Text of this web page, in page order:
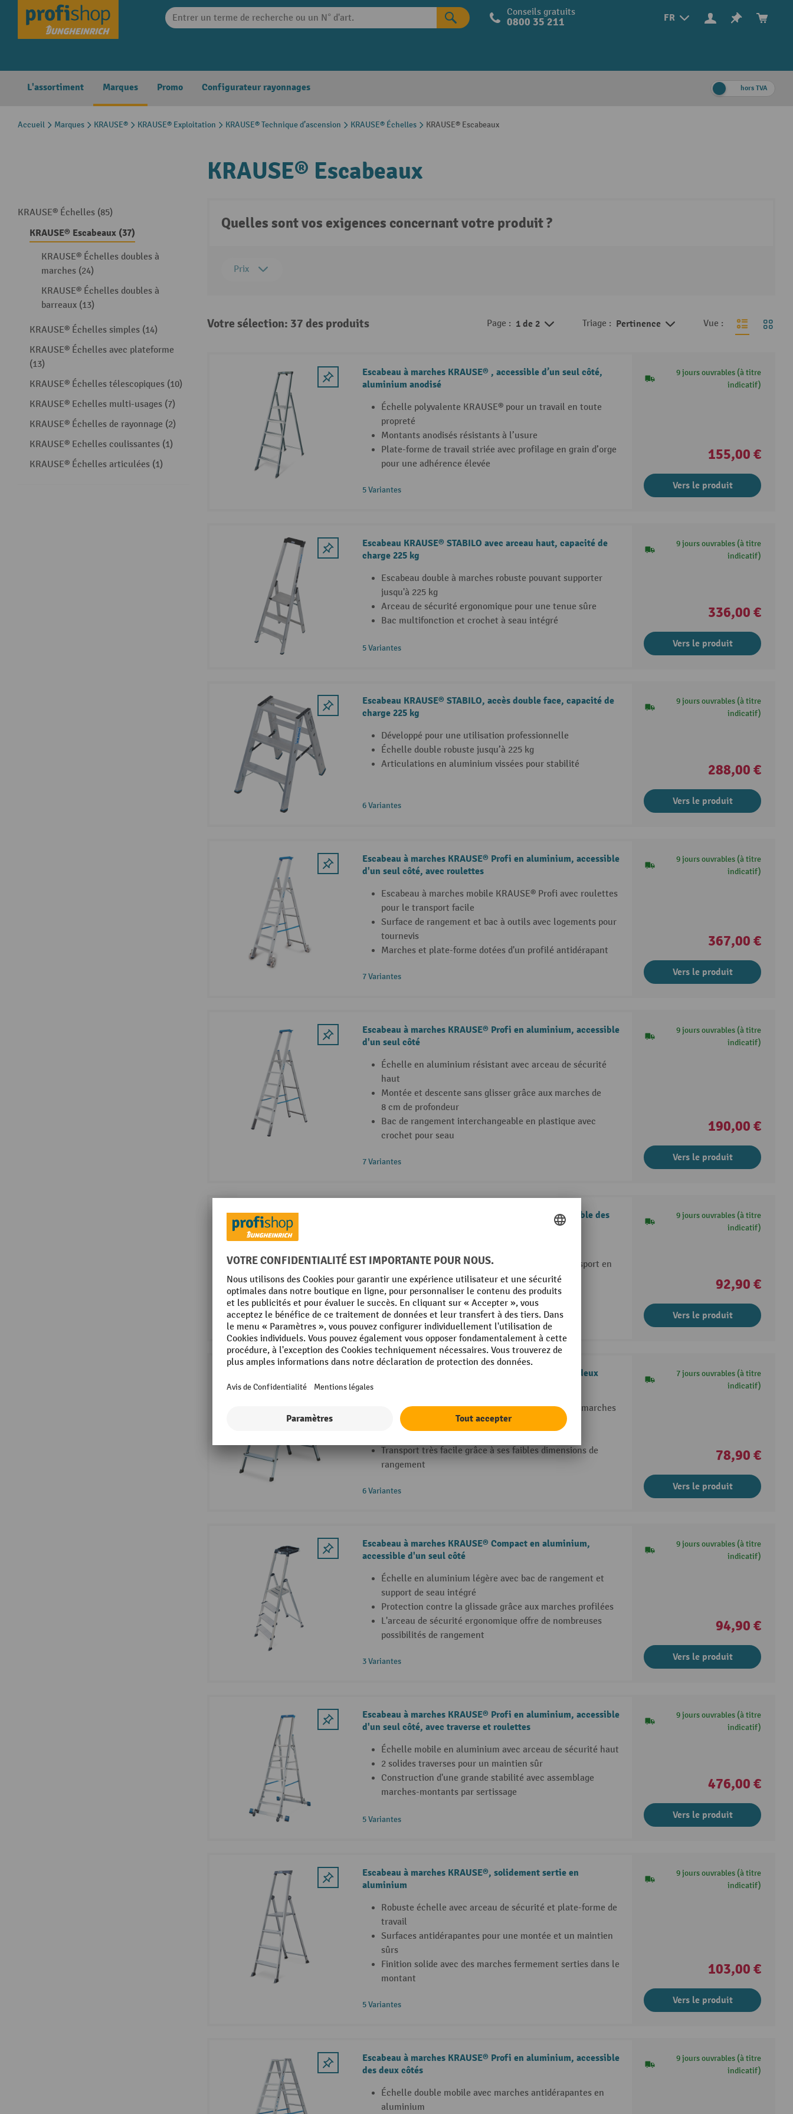
Skip to main navigation FR
Conseils gratuits
0800 35 211
L'assortiment Marques Promo Configurateur rayonnages hors TVA
Accueil Marques KRAUSE® KRAUSE® Exploitation KRAUSE® Technique d’ascension KRAUSE® Échelles KRAUSE® Escabeaux
KRAUSE® Échelles (85)
KRAUSE® Escabeaux (37)
KRAUSE® Échelles doubles à
marches (24)
KRAUSE® Échelles doubles à
barreaux (13)
KRAUSE® Échelles simples (14)
KRAUSE® Échelles avec plateforme
(13)
KRAUSE® Échelles télescopiques (10)
KRAUSE® Echelles multi-usages (7)
KRAUSE® Échelles de rayonnage (2)
KRAUSE® Echelles coulissantes (1)
KRAUSE® Échelles articulées (1)
KRAUSE® Escabeaux
Quelles sont vos exigences concernant votre produit ?
Prix
Votre sélection: 37 des produits Page : 1 de 2 Triage : Pertinence Vue :
Escabeau à marches KRAUSE® , accessible d’un seul côté,
aluminium anodisé
Échelle polyvalente KRAUSE® pour un travail en toute
propreté
Montants anodisés résistants à l’usure
Plate-forme de travail striée avec profilage en grain d’orge
pour une adhérence élevée
5 Variantes
9 jours ouvrables (à titre
indicatif)
155,00 €
Vers le produit
Escabeau KRAUSE® STABILO avec arceau haut, capacité de
charge 225 kg
Escabeau double à marches robuste pouvant supporter
jusqu'à 225 kg
Arceau de sécurité ergonomique pour une tenue sûre
Bac multifonction et crochet à seau intégré
5 Variantes
9 jours ouvrables (à titre
indicatif)
336,00 €
Vers le produit
Escabeau KRAUSE® STABILO, accès double face, capacité de
charge 225 kg
Développé pour une utilisation professionnelle
Échelle double robuste jusqu’à 225 kg
Articulations en aluminium vissées pour stabilité
6 Variantes
9 jours ouvrables (à titre
indicatif)
288,00 €
Vers le produit
Escabeau à marches KRAUSE® Profi en aluminium, accessible
d'un seul côté, avec roulettes
Escabeau à marches mobile KRAUSE® Profi avec roulettes
pour le transport facile
Surface de rangement et bac à outils avec logements pour
tournevis
Marches et plate-forme dotées d'un profilé antidérapant
7 Variantes
9 jours ouvrables (à titre
indicatif)
367,00 €
Vers le produit
Escabeau à marches KRAUSE® Profi en aluminium, accessible
d'un seul côté
Échelle en aluminium résistant avec arceau de sécurité
haut
Montée et descente sans glisser grâce aux marches de
8 cm de profondeur
Bac de rangement interchangeable en plastique avec
crochet pour seau
7 Variantes
9 jours ouvrables (à titre
indicatif)
190,00 €
Vers le produit
Échelle double à barreaux KRAUSE® en bois, accessible des
Des crochets de verrouillage garantissent le transport en
toute sécurité de l'échelle double
Écologique grâce au bois non traité
8 Variantes
9 jours ouvrables (à titre
indicatif)
92,90 €
Vers le produit
Échelle double à marches KRAUSE®, accessible des deux
côtés
L'accès des 2 côtés permet d'utiliser l'escabeau à marches
de manière flexible
Transport très facile grâce à ses faibles dimensions de
rangement
6 Variantes
7 jours ouvrables (à titre
indicatif)
78,90 €
Vers le produit
Escabeau à marches KRAUSE® Compact en aluminium,
accessible d'un seul côté
Échelle en aluminium légère avec bac de rangement et
support de seau intégré
Protection contre la glissade grâce aux marches profilées
L'arceau de sécurité ergonomique offre de nombreuses
possibilités de rangement
3 Variantes
9 jours ouvrables (à titre
indicatif)
94,90 €
Vers le produit
Escabeau à marches KRAUSE® Profi en aluminium, accessible
d'un seul côté, avec traverse et roulettes
Échelle mobile en aluminium avec arceau de sécurité haut
2 solides traverses pour un maintien sûr
Construction d'une grande stabilité avec assemblage
marches-montants par sertissage
5 Variantes
9 jours ouvrables (à titre
indicatif)
476,00 €
Vers le produit
Escabeau à marches KRAUSE®, solidement sertie en
aluminium
Robuste échelle avec arceau de sécurité et plate-forme de
travail
Surfaces antidérapantes pour une montée et un maintien
sûrs
Finition solide avec des marches fermement serties dans le
montant
5 Variantes
9 jours ouvrables (à titre
indicatif)
103,00 €
Vers le produit
Escabeau à marches KRAUSE® Profi en aluminium, accessible
des deux côtés
Échelle double mobile avec marches antidérapantes en
aluminium
9 jours ouvrables (à titre
indicatif)